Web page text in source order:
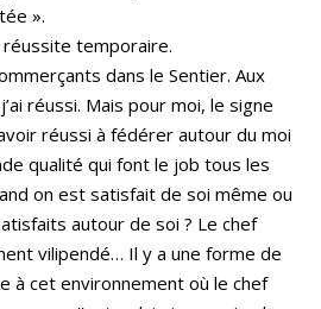
».
réussite temporaire.
dans le Sentier. Aux
réussi. Mais pour moi, le signe
réussi à fédérer autour du moi
qualité qui font le job tous les
on est satisfait de soi même ou
autour de soi ? Le chef
vilipendé… Il y a une forme de
à cet environnement où le chef